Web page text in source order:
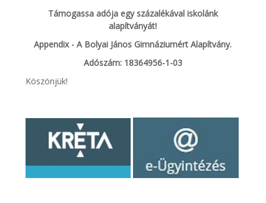
Támogassa adója egy százalékával iskolánk
alapítványát!
Appendix - A Bolyai János Gimnáziumért Alapítvány.
Adószám: 18364956-1-03
Köszönjük!